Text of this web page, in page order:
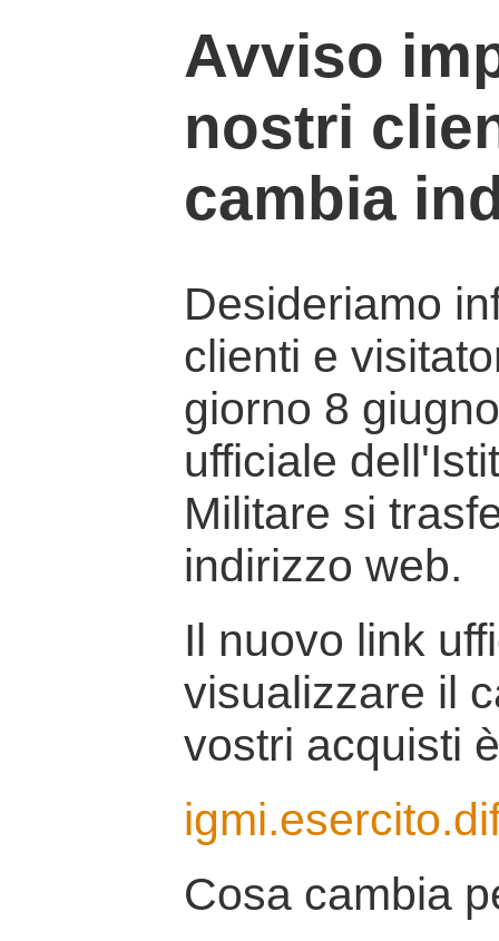
Avviso
nostri
cambia
Desideriamo
clienti e
giorno 8
ufficiale
Militare si
indirizzo web.
Il nuovo link
visualizzare il
vostri acquisti
Cosa cambia